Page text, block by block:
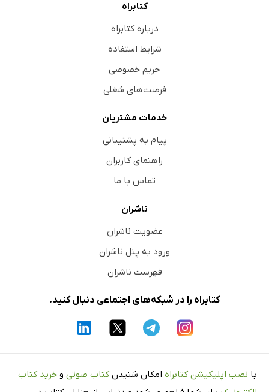
کتابراه
درباره کتابراه
شرایط استفاده
حریم خصوصی
فرصت‌های شغلی
خدمات مشتریان
پیام به پشتیبانی
راهنمای کاربران
تماس با ما
ناشران
عضویت ناشران
ورود به پنل ناشران
فهرست ناشران
کتابراه را در شبکه‌های اجتماعی دنبال کنید.
با نصب اپلیکیشن کتابراه امکان شنیدن کتاب صوتی و خرید کتاب